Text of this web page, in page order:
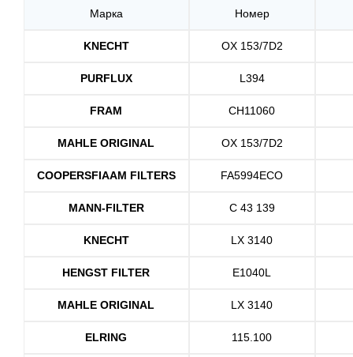
Марка Номер
KNECHT OX 153/7D2
PURFLUX L394
FRAM CH11060
MAHLE ORIGINAL OX 153/7D2
COOPERSFIAAM FILTERS FA5994ECO
MANN-FILTER C 43 139
KNECHT LX 3140
HENGST FILTER E1040L
MAHLE ORIGINAL LX 3140
ELRING 115.100